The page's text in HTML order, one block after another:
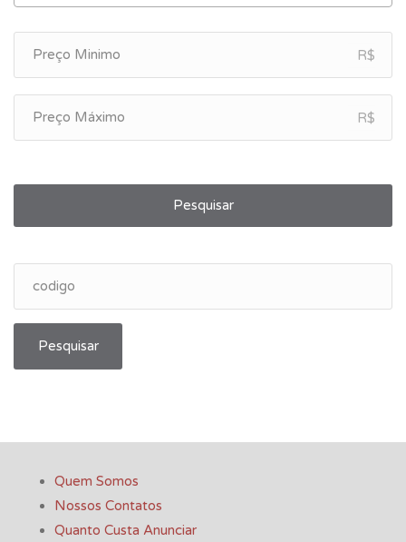
R$
R$
Pesquisar
Pesquisar
Quem Somos
Nossos Contatos
Quanto Custa Anunciar